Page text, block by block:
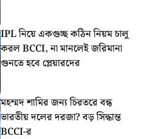
IPL নিয়ে একগুচ্ছ কঠিন নিয়ম চালু
করল BCCI, না মানলেই জরিমানা
গুনতে হবে প্লেয়ারদের
মহম্মদ শামির জন্য চিরতরে বন্ধ
ভারতীয় দলের দরজা? বড় সিদ্ধান্ত
BCCI-র